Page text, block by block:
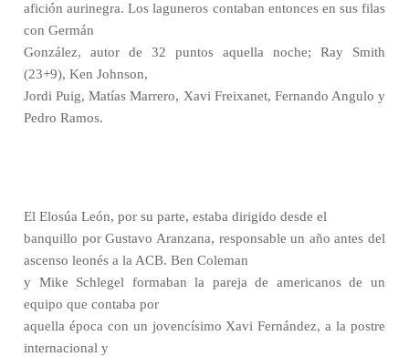
afición aurinegra. Los laguneros contaban entonces en sus filas
con Germán
González, autor de 32 puntos aquella noche; Ray Smith
(23+9), Ken Johnson,
Jordi Puig, Matías Marrero, Xavi Freixanet, Fernando Angulo y
Pedro Ramos.
El Elosúa León, por su parte, estaba dirigido desde el
banquillo por Gustavo Aranzana, responsable un año antes del
ascenso leonés a la ACB. Ben Coleman
y Mike Schlegel formaban la pareja de americanos de un
equipo que contaba por
aquella época con un jovencísimo Xavi Fernández, a la postre
internacional y